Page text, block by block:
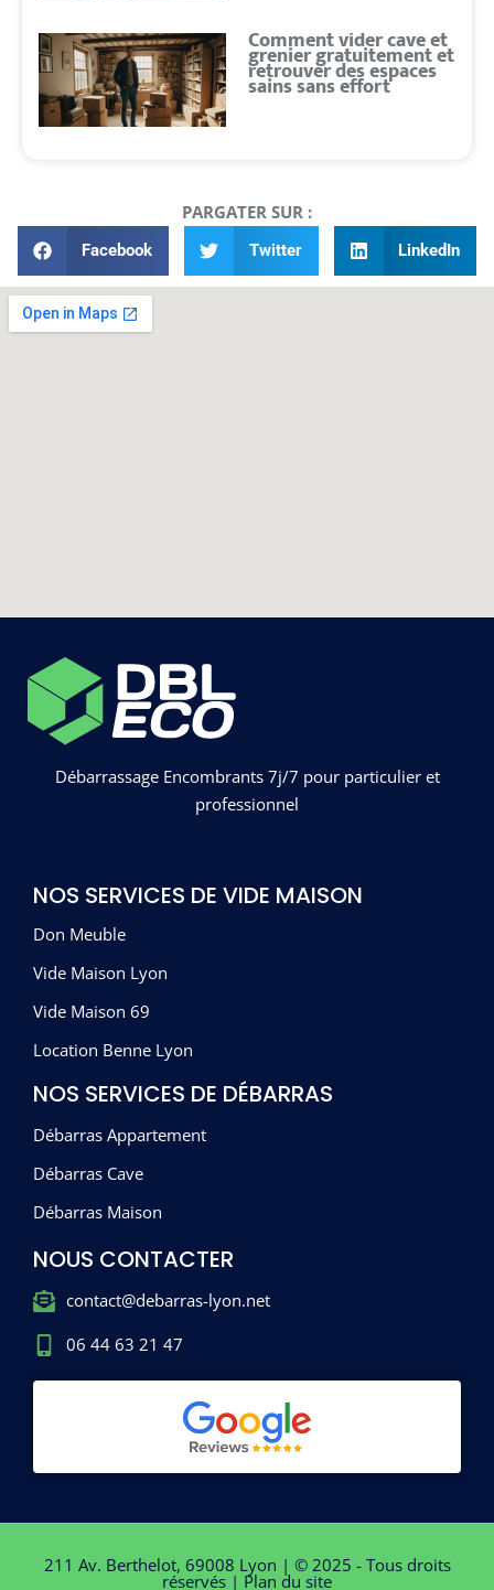
Comment vider cave et
grenier gratuitement et
retrouver des espaces
sains sans effort
PARGATER SUR :
Facebook Twitter LinkedIn
Débarrassage Encombrants 7j/7 pour particulier et
professionnel
NOS SERVICES DE VIDE MAISON
Don Meuble
Vide Maison Lyon
Vide Maison 69
Location Benne Lyon
NOS SERVICES DE DÉBARRAS
Débarras Appartement
Débarras Cave
Débarras Maison
NOUS CONTACTER
contact@debarras-lyon.net
06 44 63 21 47
211 Av. Berthelot, 69008 Lyon | © 2025 - Tous droits
réservés | Plan du site